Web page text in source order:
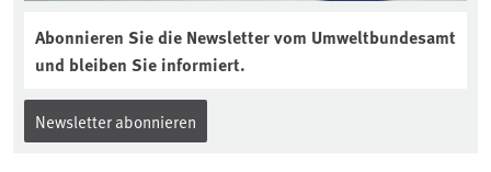
Abonnieren Sie die Newsletter vom Umweltbundesamt
und bleiben Sie informiert.
Newsletter abonnieren